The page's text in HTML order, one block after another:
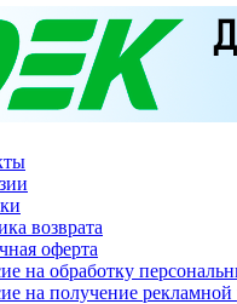
возврата
оферта
на обработку
на получение рекламной